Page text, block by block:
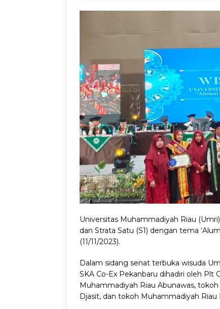
Universitas Muhammadiyah Riau
dan Strata Satu (S1) dengan tema
(11/11/2023).
Dalam sidang senat terbuka wisuda
SKA Co-Ex Pekanbaru dihadiri oleh Plt
Muhammadiyah Riau Abunawas,
Djasit, dan tokoh Muhammadiyah Riau